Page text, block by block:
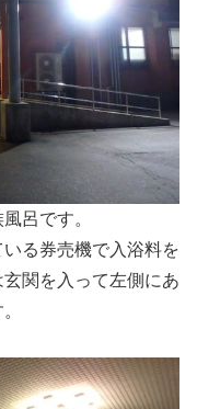
呂です。
る券売機で入浴料を
関を入って左側にあ